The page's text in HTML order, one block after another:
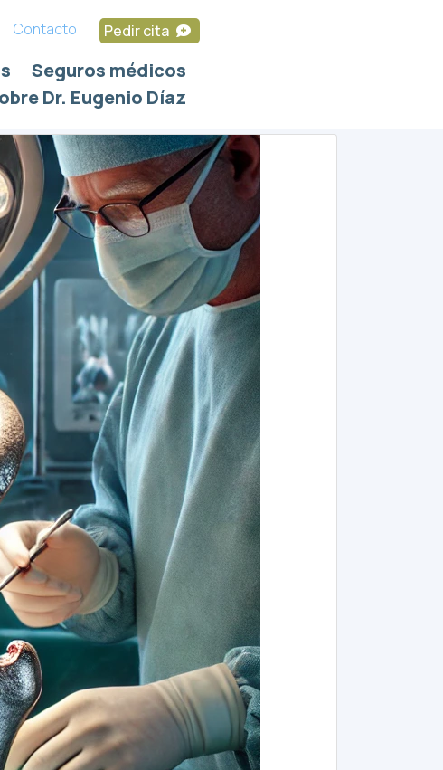
Contacto Pedir cita
Seguros médicos
Dr. Eugenio Díaz